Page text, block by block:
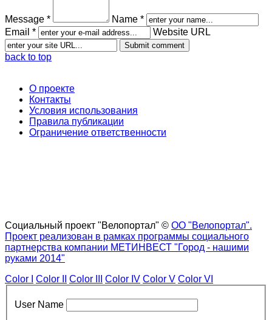
Message *
Name *
Email *
Website URL
back to top
О проекте
Контакты
Условия использования
Правила публикации
Ограничение ответственности
Социальный проект "Велопортал" © ОО "Велопортал".
Проект реализован в рамках программы социального
партнерства компании МЕТИНВЕСТ "Город - нашими
руками 2014"
Color I
Color II Color III Color IV Color V Color VI
User Name